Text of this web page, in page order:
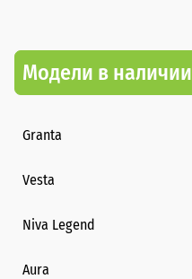
Модели в наличии
Granta
Vesta
Niva Legend
Aura